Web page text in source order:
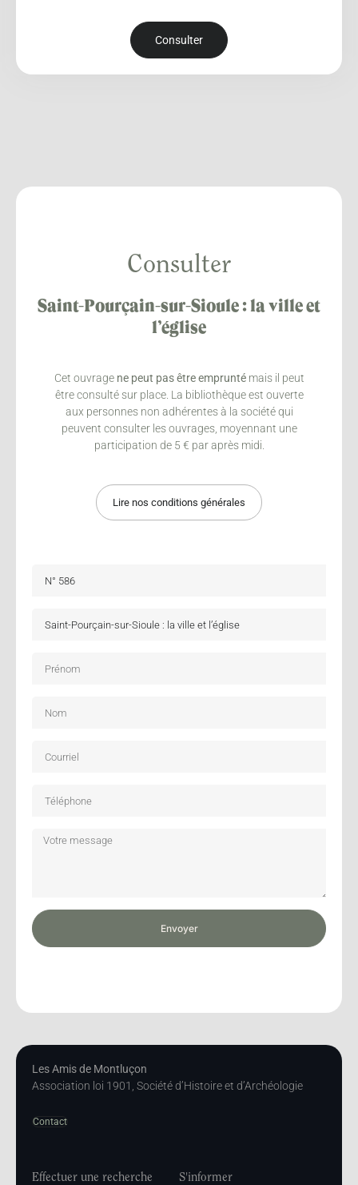
Consulter
Consulter
Saint-Pourçain-sur-Sioule : la ville et
l’église
Cet ouvrage ne peut pas être empruntémais il peut
être consulté sur place. La bibliothèque est ouverte
aux personnes non adhérentes à la société qui
peuvent consulter les ouvrages, moyennant une
participation de 5 € par après midi.
Lire nos conditions générales
Envoyer
Les Amis de Montluçon
Association loi 1901, Société d’Histoire et d’Archéologie
Contact
Effectuer une recherche S'informer